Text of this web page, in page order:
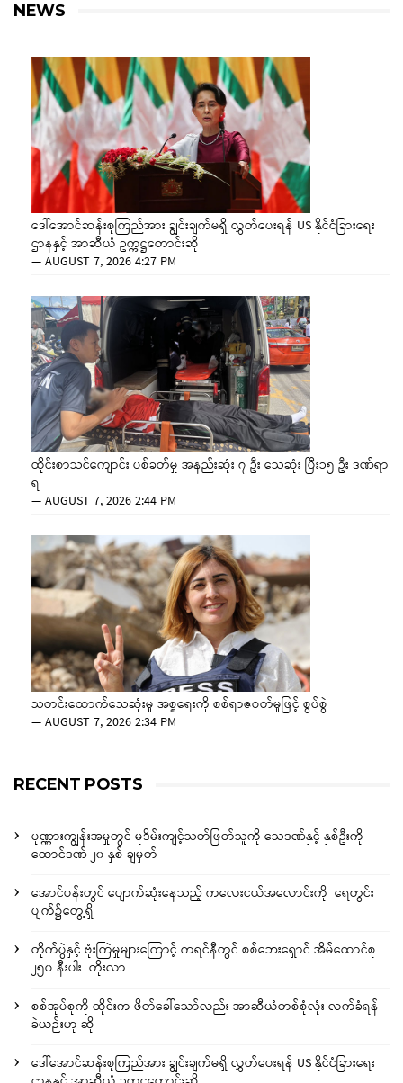
NEWS
ဒေါ်အောင်ဆန်းစုကြည်အား ချွင်းချက်မရှိ လွှတ်ပေးရန် US နိုင်ငံခြားရေး
ဌာနနှင့် အာဆီယံ ဥက္ကဋ္ဌတောင်းဆို
—AUGUST 7, 2026 4:27 PM
ထိုင်းစာသင်ကျောင်း ပစ်ခတ်မှု အနည်းဆုံး ၇ ဦး သေဆုံး ပြီး၁၅ ဦး ဒဏ်ရာ
ရ
—AUGUST 7, 2026 2:44 PM
သတင်းထောက်သေဆုံးမှု အစ္စရေးကို စစ်ရာဇဝတ်မှုဖြင့် စွပ်စွဲ
—AUGUST 7, 2026 2:34 PM
RECENT POSTS
ပုဏ္ဏားကျွန်းအမှုတွင် မုဒိမ်းကျင့်သတ်ဖြတ်သူကို သေဒဏ်နှင့် နှစ်ဦးကို
ထောင်ဒဏ် ၂၀ နှစ် ချမှတ်
အောင်ပန်းတွင် ပျောက်ဆုံးနေသည့် ကလေးငယ်အလောင်းကို ရေတွင်း
ပျက်၌တွေ့ရှိ
တိုက်ပွဲနှင့် ဗုံးကြဲမှုများကြောင့် ကရင်နီတွင် စစ်ဘေးရှောင် အိမ်ထောင်စု
၂၅၀ နီးပါး တိုးလာ
စစ်အုပ်စုကို ထိုင်းက ဖိတ်ခေါ်သော်လည်း အာဆီယံတစ်စုံလုံး လက်ခံရန်
ခဲယဉ်းဟု ဆို
ဒေါ်အောင်ဆန်းစုကြည်အား ချွင်းချက်မရှိ လွှတ်ပေးရန် US နိုင်ငံခြားရေး